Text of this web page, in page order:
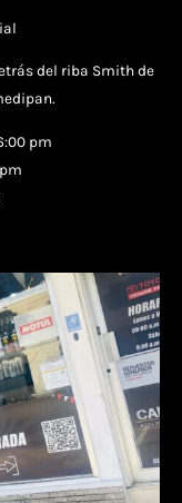
del riba Smith de
pm